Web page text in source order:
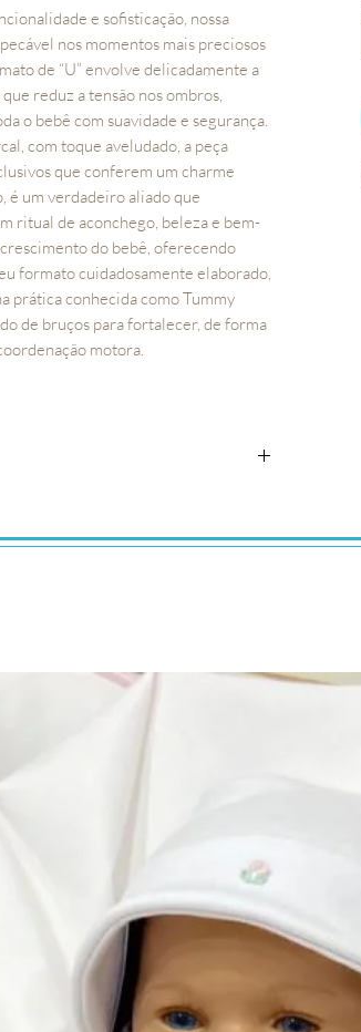
e sofisticação, nossa
nos momentos mais preciosos
de “U” envolve delicadamente a
reduz a tensão nos ombros,
o bebê com suavidade e segurança.
com toque aveludado, a peça
que conferem um charme
é um verdadeiro aliado que
ritual de aconchego, beleza e bem-
do bebê, oferecendo
formato cuidadosamente elaborado,
prática conhecida como Tummy
de bruços para fortalecer, de forma
motora.